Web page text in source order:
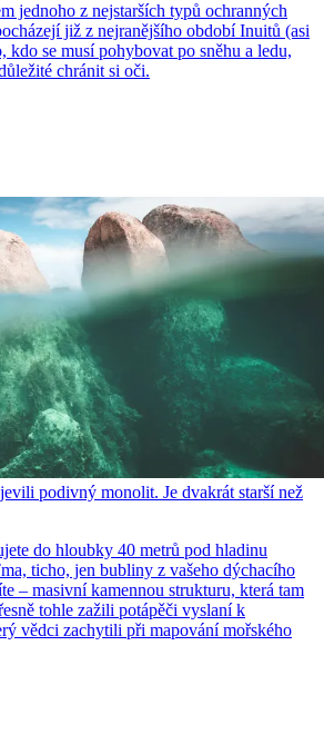
jednoho z nejstarších typů ochranných
již z nejranějšího období Inuitů (asi
kdo se musí pohybovat po sněhu a ledu,
chránit si oči.
podivný monolit. Je dvakrát starší než
do hloubky 40 metrů pod hladinu
ticho, jen bubliny z vašeho dýchacího
– masivní kamennou strukturu, která tam
tohle zažili potápěči vyslaní k
vědci zachytili při mapování mořského